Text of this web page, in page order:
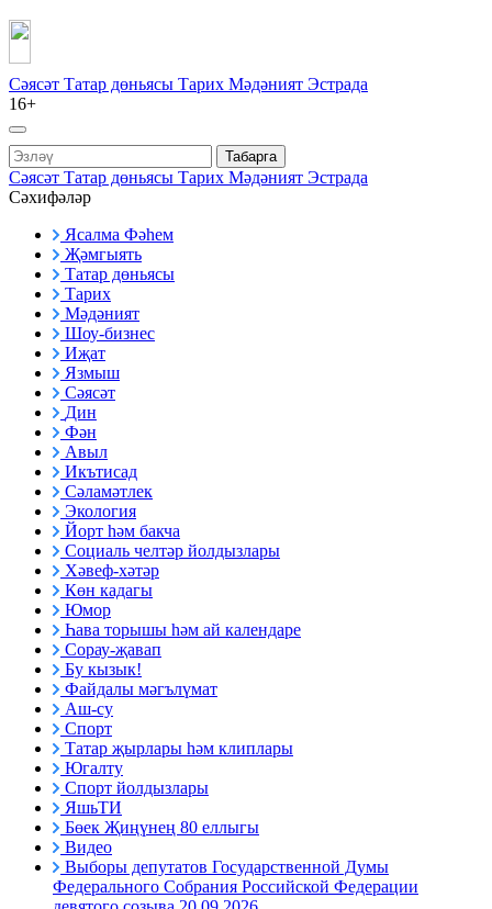
Сәясәт Татар дөньясы Тарих Мәдәният Эстрада
16+
Табарга
Сәясәт Татар дөньясы Тарих Мәдәният Эстрада
Сәхифәләр
Ясалма Фәһем
Җәмгыять
Татар дөньясы
Тарих
Мәдәният
Шоу-бизнес
Иҗат
Язмыш
Сәясәт
Дин
Фән
Авыл
Икътисад
Сәламәтлек
Экология
Йорт һәм бакча
Социаль челтәр йолдызлары
Хәвеф-хәтәр
Көн кадагы
Юмор
Һава торышы һәм ай календаре
Сорау-җавап
Бу кызык!
Файдалы мәгълүмат
Аш-су
Спорт
Татар җырлары һәм клиплары
Югалту
Спорт йолдызлары
ЯшьТИ
Бөек Җиңүнең 80 еллыгы
Видео
Выборы депутатов Государственной Думы
Федерального Собрания Российской Федерации